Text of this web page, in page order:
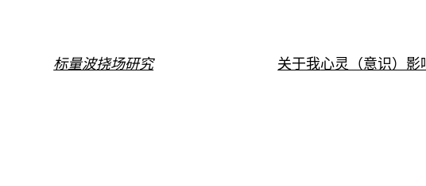
标量波挠场研究 关于我心灵（意识）